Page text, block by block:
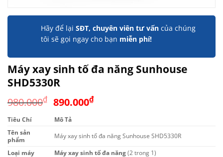
Hãy để lại SĐT, chuyên viên tư vấn của chúng
tôi sẽ gọi ngay cho bạn miễn phí!
Máy xay sinh tố đa năng Sunhouse
SHD5330R
980.000₫ Giá
là:
980.000₫.
890.000₫Giá
là:
890.000₫.
Tiêu Chí
Mô Tả
Tên sản
phẩm
Máy xay sinh tố đa năng Sunhouse SHD5330R
Loại máy Máy xay sinh tố đa năng(2 trong 1)